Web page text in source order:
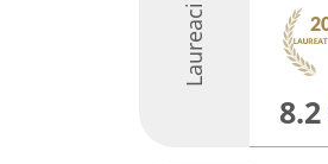
Laureaci
8.2